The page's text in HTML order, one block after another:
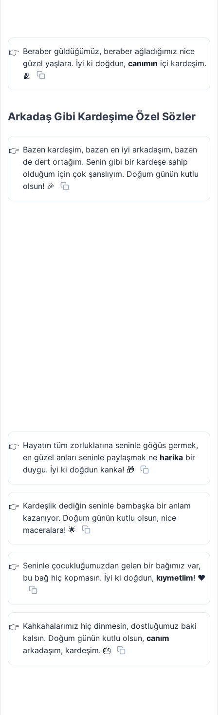
Beraber güldüğümüz, beraber ağladığımız nice
güzel yaşlara. İyi ki doğdun, canımın içi kardeşim.
🫂
Arkadaş Gibi Kardeşime Özel Sözler
Bazen kardeşim, bazen en iyi arkadaşım, bazen
de dert ortağım. Senin gibi bir kardeşe sahip
olduğum için çok şanslıyım. Doğum günün kutlu
olsun! 🎉
Hayatın tüm zorluklarına seninle göğüs germek,
en güzel anları seninle paylaşmak ne harika bir
duygu. İyi ki doğdun kanka! 🎁
Kardeşlik dediğin seninle bambaşka bir anlam
kazanıyor. Doğum günün kutlu olsun, nice
maceralara! 🌟
Seninle çocukluğumuzdan gelen bir bağımız var,
bu bağ hiç kopmasın. İyi ki doğdun, kıymetlim! ❤️
Kahkahalarımız hiç dinmesin, dostluğumuz baki
kalsın. Doğum günün kutlu olsun, canım
arkadaşım, kardeşim. 🎂